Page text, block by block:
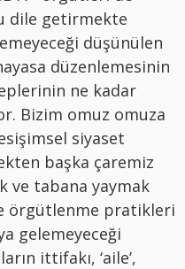
dile getirmekte
düşünülen
düzenlemesinin
ne kadar
Bizim omuz omuza
siyaset
başka çaremiz
ve tabana yaymak
örgütlenme pratikleri
gelemeyeceği
ittifakı, ‘aile’,